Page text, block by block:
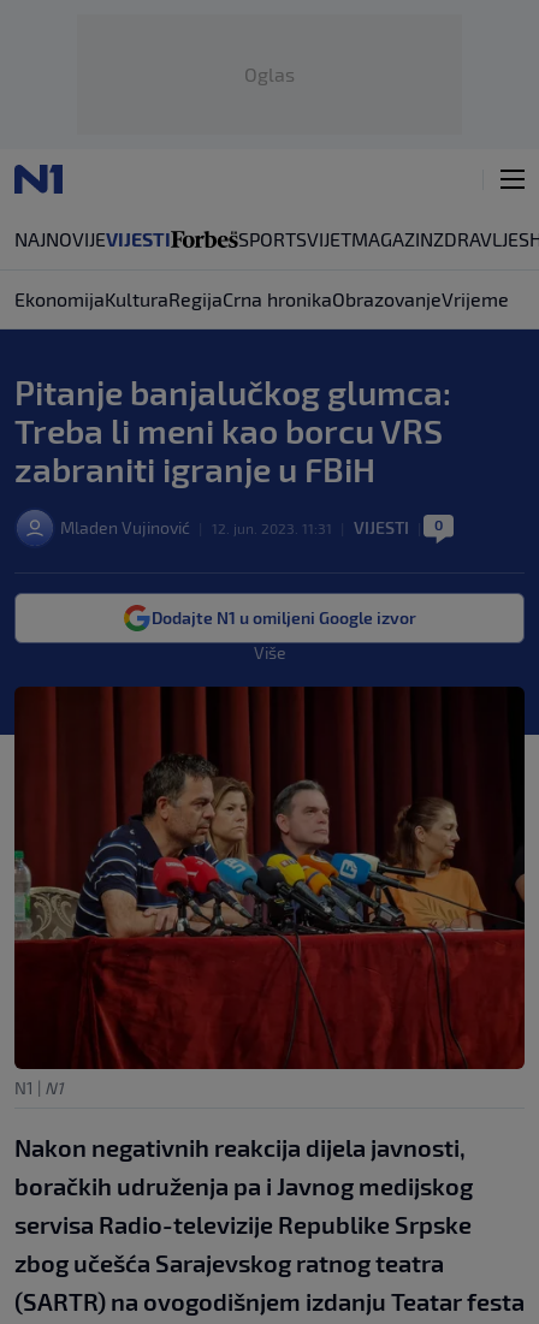
Oglas
NAJNOVIJEVIJESTI SPORTSVIJETMAGAZINZDRAVLJE
EkonomijaKulturaRegijaCrna hronikaObrazovanjeVrijeme
Pitanje banjalučkog glumca:
Treba li meni kao borcu VRS
zabraniti igranje u FBiH
Mladen Vujinović 12. jun. 2023. 11:31 VIJESTI 0
Dodajte N1 u omiljeni Google izvor
Više
N1 | N1
Nakon negativnih reakcija dijela javnosti,
boračkih udruženja pa i Javnog medijskog
servisa Radio-televizije Republike Srpske
zbog učešća Sarajevskog ratnog teatra
(SARTR) na ovogodišnjem izdanju Teatar festa